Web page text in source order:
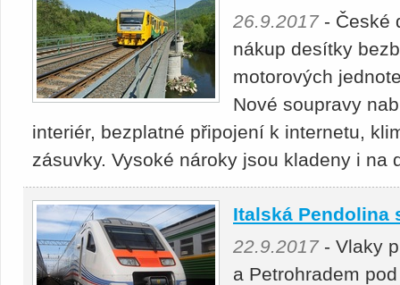
26.9.2017- České
nákup desítky
motorových
Nové soupravy
interiér, bezplatné připojení k internetu,
zásuvky. Vysoké nároky jsou kladeny i
Italská Pendolina
22.9.2017- Vlaky
a Petrohradem